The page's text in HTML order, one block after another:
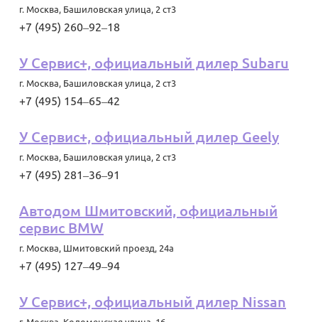
г. Москва, Башиловская улица, 2 ст3
+7 (495) 260‒92‒18
У Сервис+, официальный дилер Subaru
г. Москва, Башиловская улица, 2 ст3
+7 (495) 154‒65‒42
У Сервис+, официальный дилер Geely
г. Москва, Башиловская улица, 2 ст3
+7 (495) 281‒36‒91
Автодом Шмитовский, официальный
сервис BMW
г. Москва, Шмитовский проезд, 24а
+7 (495) 127‒49‒94
У Сервис+, официальный дилер Nissan